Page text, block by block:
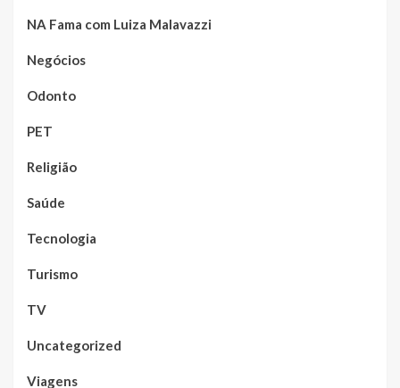
NA Fama com Luiza Malavazzi
Negócios
Odonto
PET
Religião
Saúde
Tecnologia
Turismo
TV
Uncategorized
Viagens